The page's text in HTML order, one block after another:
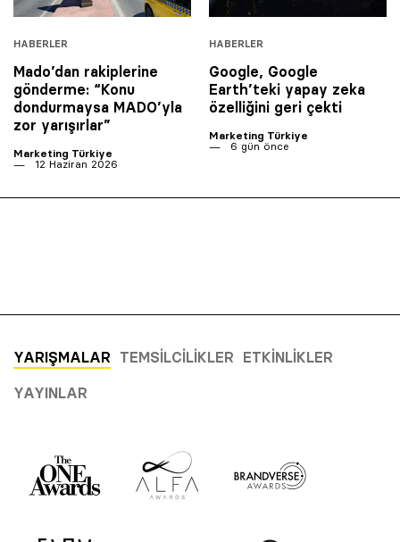
HABERLER
Mado’dan rakiplerine
gönderme: “Konu
dondurmaysa MADO’yla
zor yarışırlar”
Marketing Türkiye
12 Haziran 2026
HABERLER
Google, Google
Earth’teki yapay zeka
özelliğini geri çekti
Marketing Türkiye
6 gün önce
YARIŞMALAR TEMSILCILIKLER ETKINLIKLER
YAYINLAR